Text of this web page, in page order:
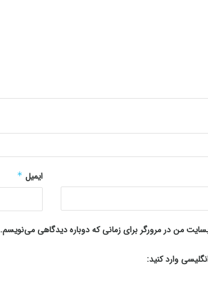
ایمیل *
من در مرورگر برای زمانی که دوباره دیدگاهی می‌نویسم.
وارد کنید: